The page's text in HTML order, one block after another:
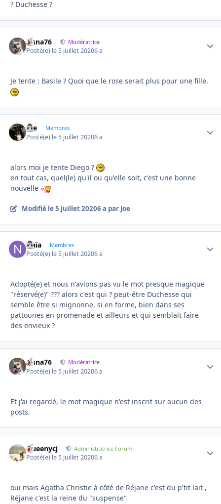
? Duchesse ?
Anna76 Modératrice
Posté(e) le 5 juillet 20206 a
Je tente : Basile ? Quoi que le rose serait plus pour une fille.
Joe Membres
Posté(e) le 5 juillet 20206 a
alors moi je tente Diego ?
en tout cas, quel(le) qu'il ou qu'elle soit, c'est une bonne
nouvelle
Modifié le 5 juillet 20206 a par Joe
Naïa Membres
Posté(e) le 5 juillet 20206 a
Adopté(e) et nous n'avions pas vu le mot presque magique
"réservé(e)" ??? alors c'est qui ? peut-être Duchesse qui
semble être si mignonne, si en forme, bien dans ses
pattounes en promenade et ailleurs et qui semblait faire
des envieux ?
Anna76 Modératrice
Posté(e) le 5 juillet 20206 a
Et j'ai regardé, le mot magique n'est inscrit sur aucun des
posts.
Queenycj Administratrice Forum
Posté(e) le 5 juillet 20206 a
oui mais Agatha Christie à côté de Réjane c'est du p'tit lait ,
Réjane c'est la reine du "suspense"